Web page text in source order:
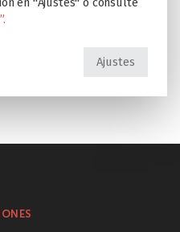
Ajustes